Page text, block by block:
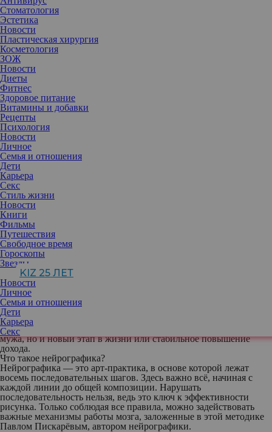
Стоматология
Эстетика
Новости
Пластическая хирургия
Косметология
ЗОЖ
Новости
Диеты
Фитнес
Здоровое питание
Витамины и добавки
Рецепты
Психология
Новости
Личное
Семья и отношения
Дети
Карьера
Секс
Стиль жизни
Новости
Книги
Фильмы
Путешествия
Свободное время
Гороскопы
Звезды
KIZ 25 ЛЕТ
Новости
Личное
Семья и отношения
Дети
Карьера
Секс
Поговорим о том, как можно создать желаемые изменения в
жизни с помощью нейрографики — метода, который работает не
только с эмоциями, но и с мечтами, отношениями и даже
финансами.
методики нейрографики можно «нарисовать» себе не только
мужа, но и новый этап в жизни или стабильное повышение
дохода.
Что такое нейрографика?
Нейрографика — это арт-практика, в основе которой лежат
восемь последовательных шагов. Здесь важно всё, начиная с
каждой линии до общей композиции. Нарушать
последовательность нельзя, ведь это ключ к эффективности
рисунка. Только соблюдая все правила, можно задействовать
важные механизмы работы мозга, заложенные в этой методике
Павлом Пискарёвым, автором нейрографики.